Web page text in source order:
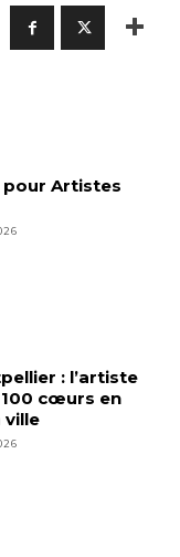
pour Artistes
: l’artiste
cœurs en
ville